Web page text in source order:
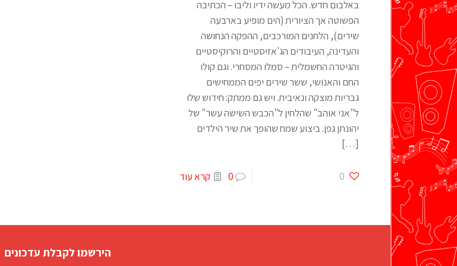
באלבום חדש. הכל מעשה ידיו וליבו – הכתיבה
הפשוטה אך הציורית (הים מופיע בארבעה
שירים), הלחנים המורכבים, ההפקה הנחושה
והעדינה, העיבודים הג'אזיסטיים והרוקיסטיים
והגיטרה החשמלית – סמלו המסחרי. וגם קולו
החם והאנושי, ששר שירים יפים הממחישים
גבריות מוצקה ונאיבית. ויש גם ממתק: חידוש שלו
ל"אני אוהב" שהלחין ל"הכבש השישה עשר" של
יהונתן גפן. ביצוע שמח שהופך את שיר הילדים
[…]
0
0 קרא עוד
הירשמו לקבלת עדכונים